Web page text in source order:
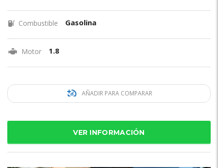
Combustible Gasolina
Motor 1.8
AÑADIR PARA COMPARAR
VER INFORMACIÓN